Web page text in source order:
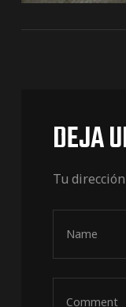
DEJA
Tu